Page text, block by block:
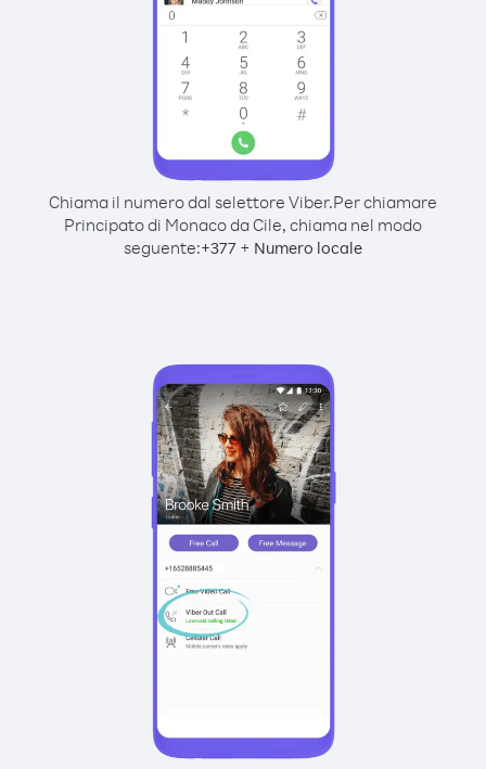
Chiama il numero dal selettore Viber.Per chiamare
Principato di Monaco da Cile, chiama nel modo
seguente:+377 + Numero locale